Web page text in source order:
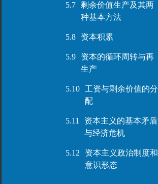
5.7
剩余价值生产及其两
种基本方法
5.8 资本积累
5.9
资本的循环周转与再
生产
5.10
工资与剩余价值的分
配
5.11
资本主义的基本矛盾
与经济危机
5.12
资本主义政治制度和
意识形态